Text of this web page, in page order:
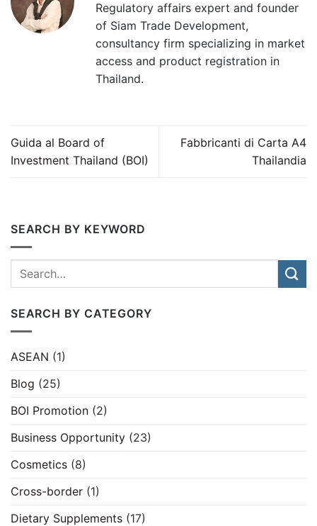
Regulatory affairs expert and founder
of Siam Trade Development,
consultancy firm specializing in market
access and product registration in
Thailand.
Guida al Board of
Investment Thailand (BOI)
Fabbricanti di Carta A4
Thailandia
SEARCH BY KEYWORD
SEARCH BY CATEGORY
ASEAN (1)
Blog (25)
BOI Promotion (2)
Business Opportunity (23)
Cosmetics (8)
Cross-border (1)
Dietary Supplements (17)